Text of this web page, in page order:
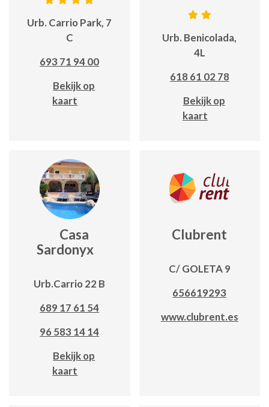
Urb. Carrio Park, 7
C
693 71 94 00
Bekijk op
kaart
Urb. Benicolada,
4L
618 61 02 78
Bekijk op
kaart
Casa
Sardonyx
Urb.Carrio 22 B
689 17 61 54
96 583 14 14
Bekijk op
kaart
Clubrent
C/ GOLETA 9
656619293
www.clubrent.es